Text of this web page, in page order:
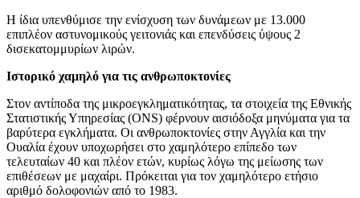
Η ίδια υπενθύμισε την ενίσχυση των δυνάμεων με 13.000
επιπλέον αστυνομικούς γειτονιάς και επενδύσεις ύψους 2
δισεκατομμυρίων λιρών.
Ιστορικό χαμηλό για τις ανθρωποκτονίες
Στον αντίποδα της μικροεγκληματικότητας, τα στοιχεία της Εθνικής
Στατιστικής Υπηρεσίας (ONS) φέρνουν αισιόδοξα μηνύματα για τα
βαρύτερα εγκλήματα. Οι ανθρωποκτονίες στην Αγγλία και την
Ουαλία έχουν υποχωρήσει στο χαμηλότερο επίπεδο των
τελευταίων 40 και πλέον ετών, κυρίως λόγω της μείωσης των
επιθέσεων με μαχαίρι. Πρόκειται για τον χαμηλότερο ετήσιο
αριθμό δολοφονιών από το 1983.